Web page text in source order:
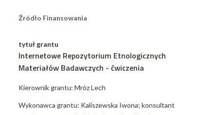
Źródło Finansowania
tytuł grantu
Internetowe Repozytorium Etnologicznych
Materiałów Badawczych - ćwiczenia
Kierownik grantu: Mróz Lech
Wykonawca grantu: Kaliszewska Iwona; konsultant